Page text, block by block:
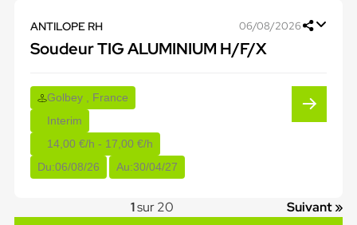
ANTILOPE RH 06/08/2026
Soudeur TIG ALUMINIUM H/F/X
Golbey , France
Interim
14,00 €/h - 17,00 €/h
Du:06/08/26 Au:30/04/27
1sur 20
Suivant »